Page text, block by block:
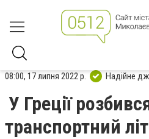
08:00, 17 липня 2022 р. Надійне
У Греції
транспортний